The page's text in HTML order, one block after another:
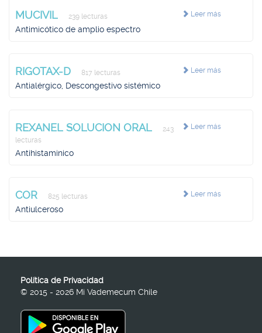
Leer más
MUCIVIL 239 lecturas
Antimicótico de amplio espectro
Leer más
RIGOTAX-D 817 lecturas
Antialérgico, Descongestivo sistémico
Leer más
REXANEL SOLUCION ORAL
243
lecturas
Antihistaminico
Leer más
COR 825 lecturas
Antiulceroso
Política de Privacidad
© 2015 - 2026 Mi Vademecum Chile